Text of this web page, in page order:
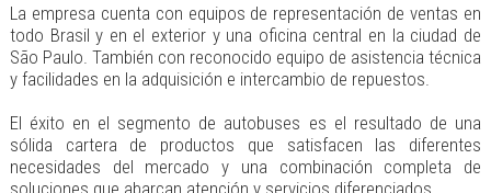
La empresa cuenta con equipos de representación de ventas en
todo Brasil y en el exterior y una oficina central en la ciudad de
São Paulo. También con reconocido equipo de asistencia técnica
y facilidades en la adquisición e intercambio de repuestos.
El éxito en el segmento de autobuses es el resultado de una
sólida cartera de productos que satisfacen las diferentes
necesidades del mercado y una combinación completa de
soluciones que abarcan atención y servicios diferenciados.